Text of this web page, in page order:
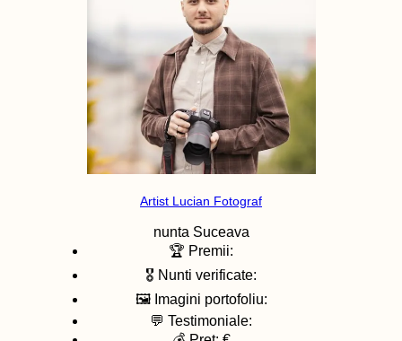
Artist Lucian Fotograf
nunta Suceava
🏆 Premii:
🎖️ Nunti verificate:
🖼️ Imagini portofoliu:
💬 Testimoniale: